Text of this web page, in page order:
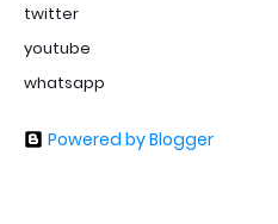
twitter
youtube
whatsapp
Powered by Blogger